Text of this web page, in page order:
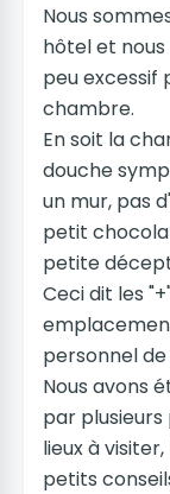
Nous
hôtel et
peu excessif
chambre.
En soit la
douche
un mur, pas
petit
petite
Ceci dit les
personnel de
Nous avons
par
lieux à
petits